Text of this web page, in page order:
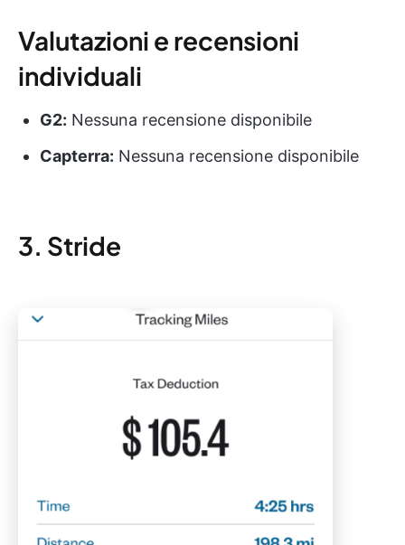
Valutazioni e recensioni
individuali
G2: Nessuna recensione disponibile
Capterra: Nessuna recensione disponibile
3. Stride